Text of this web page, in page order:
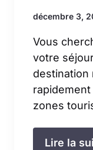
décembre 3,
Vous
votre
destination
zones
Lire la